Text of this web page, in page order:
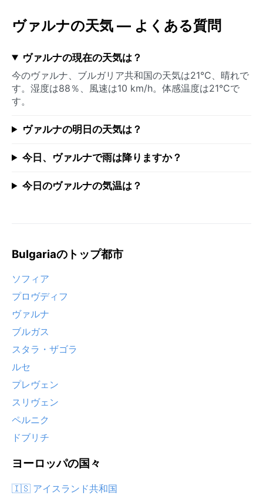
ヴァルナの天気 — よくある質問
ヴァルナの現在の天気は？
今のヴァルナ、ブルガリア共和国の天気は21°C、晴れで
す。湿度は88％、風速は10 km/h。体感温度は21°Cで
す。
ヴァルナの明日の天気は？
今日、ヴァルナで雨は降りますか？
今日のヴァルナの気温は？
Bulgariaのトップ都市
ソフィア
プロヴディフ
ヴァルナ
ブルガス
スタラ・ザゴラ
ルセ
プレヴェン
スリヴェン
ペルニク
ドブリチ
ヨーロッパの国々
🇮🇸 アイスランド共和国